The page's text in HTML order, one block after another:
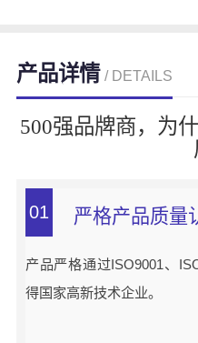
产品详情 / DETAILS
500强品牌商，为
01 严格产品质量
产品严格通过ISO9001、
得国家高新技术企业。